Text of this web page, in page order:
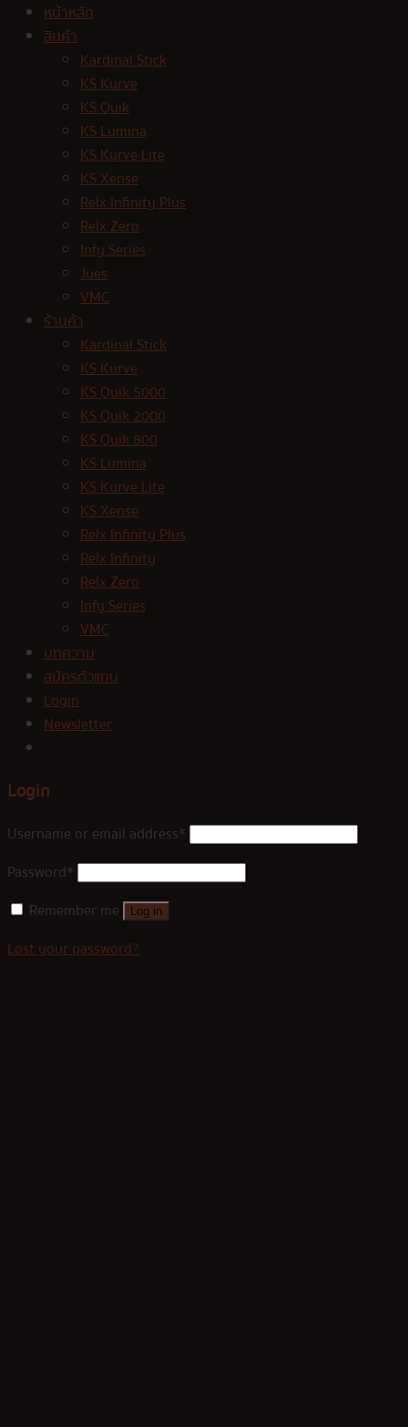
หน้าหลัก
สินค้า
Kardinal Stick
KS Kurve
KS Quik
KS Lumina
KS Kurve Lite
KS Xense
Relx Infinity Plus
Relx Zero
Infy Series
Jues
VMC
ร้านค้า
Kardinal Stick
KS Kurve
KS Quik 5000
KS Quik 2000
KS Quik 800
KS Lumina
KS Kurve Lite
KS Xense
Relx Infinity Plus
Relx Infinity
Relx Zero
Infy Series
VMC
บทความ
สมัครตัวแทน
Login
Newsletter
Login
Username or email address*
Password*
Remember me
Log in
Lost your password?